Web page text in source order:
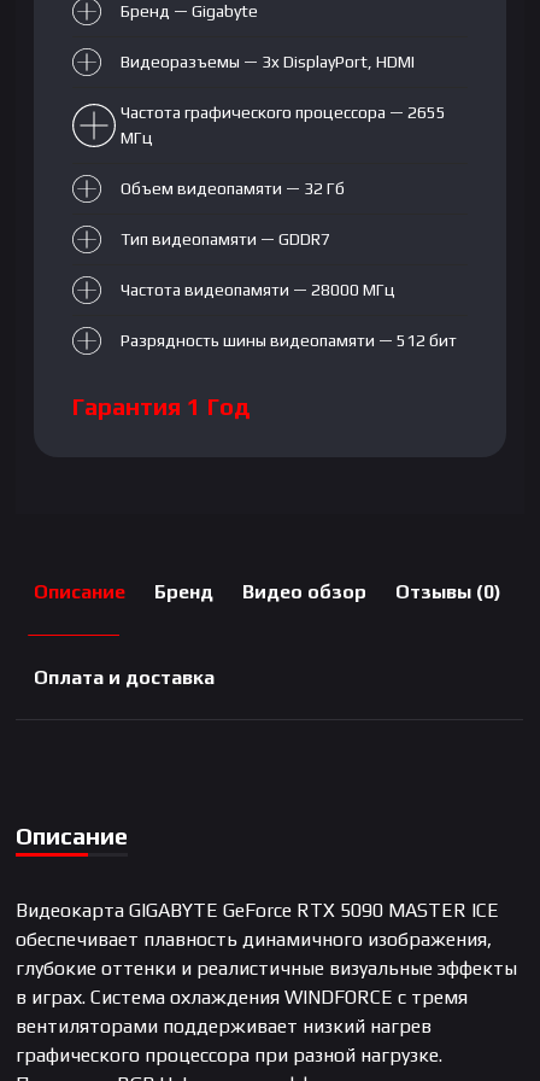
Бренд — Gigabyte
Видеоразъемы — 3xDisplayPort,HDMI
Частота графического процессора — 2655
МГц
Объем видеопамяти — 32 Гб
Тип видеопамяти — GDDR7
Частота видеопамяти — 28000 МГц
Разрядность шины видеопамяти — 512 бит
Гарантия 1 Год
Описание Бренд Видео обзор Отзывы (0)
Оплата и доставка
Описание
Видеокарта GIGABYTE GeForce RTX 5090 MASTER ICE
обеспечивает плавность динамичного изображения,
глубокие оттенки и реалистичные визуальные эффекты
в играх. Система охлаждения WINDFORCE с тремя
вентиляторами поддерживает низкий нагрев
графического процессора при разной нагрузке.